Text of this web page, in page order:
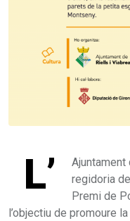
L’
regidoria
Premi de
l’objectiu de promoure